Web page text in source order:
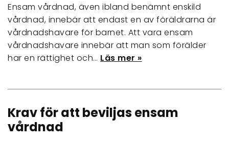
Ensam vårdnad, även ibland benämnt enskild
vårdnad, innebär att endast en av föräldrarna är
vårdnadshavare för barnet. Att vara ensam
vårdnadshavare innebär att man som förälder
har en rättighet och… Läs mer »
Krav för att beviljas ensam
vårdnad